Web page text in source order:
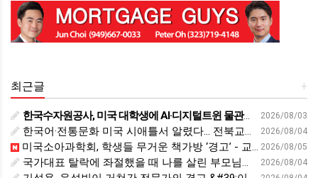
+
최근글
2026/08/03
한국수자원공사, 미국 대학생에 AI·디지털트윈 물관리 교육 - cfnews.kr
2026/08/04
한국어·전통문화 미국 시애틀서 알렸다… 전북교육청, 국제교육 협력 확대 - 세계일보
2026/08/05
미국소아과학회, 학생들 무거운 책가방 ‘경고’ - 교육플러스
2026/08/04
국가대표 탈락에 좌절했을 때 나를 살린 부모님의 &#39;이 행동&#39; | 김아랑 전 쇼트트랙 선수 | 국가대표 쇼트트랙 올림픽 금메달 | 세바시 2116회